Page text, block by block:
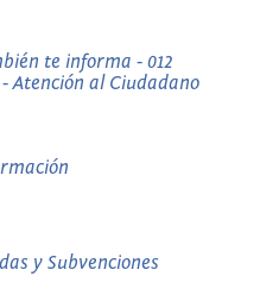
te informa - 012
- Atención al Ciudadano
y Subvenciones